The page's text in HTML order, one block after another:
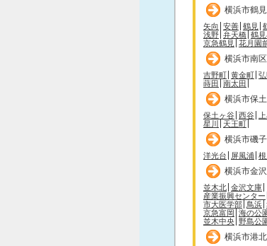
横浜市鶴
矢向 安善 鶴見
浅野 弁天橋 鶴
京急鶴見
花月園
横浜市南区
吉野町 黄金町
蒔田 南太田
横浜市保
保土ヶ谷 西谷
星川
天王町
横浜市磯
洋光台 屏風浦
横浜市金
並木北 金沢文庫
産業振興センター
市大医学部 鳥浜
京急富岡 海の公
並木中央 野島公
横浜市港